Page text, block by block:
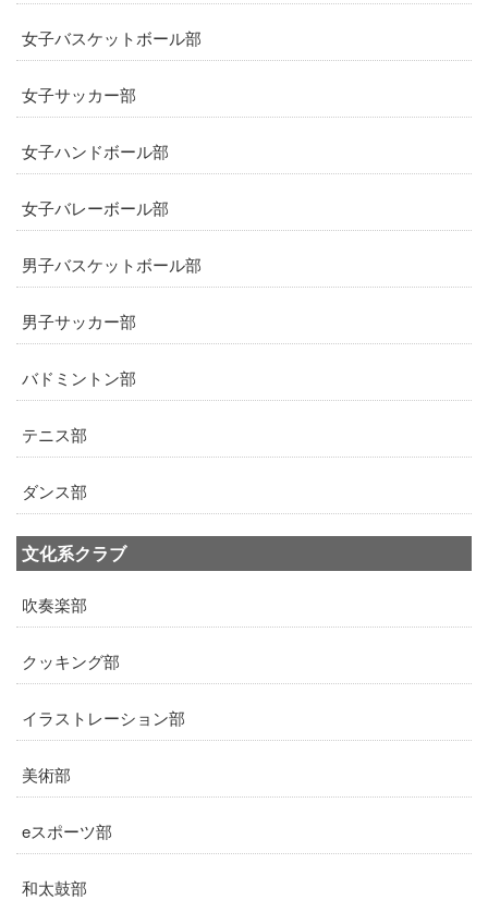
女子バスケットボール部
女子サッカー部
女子ハンドボール部
女子バレーボール部
男子バスケットボール部
男子サッカー部
バドミントン部
テニス部
ダンス部
文化系クラブ
吹奏楽部
クッキング部
イラストレーション部
美術部
eスポーツ部
和太鼓部